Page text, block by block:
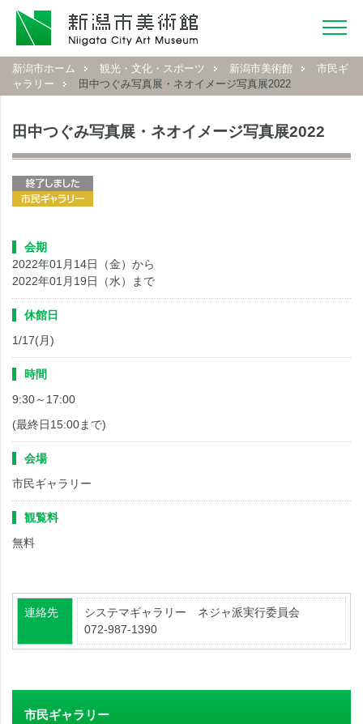
新潟市ホーム 観光・文化・スポーツ 新潟市美術館
市民ギ
ャラリー
田中つぐみ写真展・ネオイメージ写真展2022
田中つぐみ写真展・ネオイメージ写真展2022
会期
2022年01月14日（金）から
2022年01月19日（水）まで
休館日
1/17(月)
時間
9:30～17:00
(最終日15:00まで)
会場
市民ギャラリー
観覧料
無料
連絡先
システマギャラリー ネジャ派実行委員会
072-987-1390
市民ギャラリー